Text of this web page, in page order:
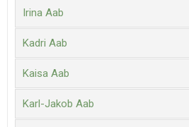
Irina Aab
Kadri Aab
Kaisa Aab
Karl-Jakob Aab